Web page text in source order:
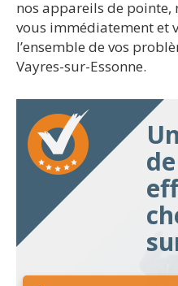
nos appareils de pointe,
vous immédiatement et
l’ensemble de vos
Vayres-sur-Essonne.